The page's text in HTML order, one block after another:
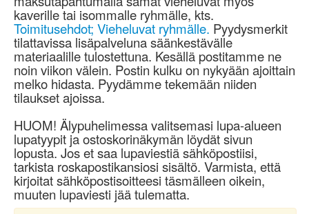
kaverille tai isommalle ryhmälle, kts.
Toimitusehdot; Vieheluvat ryhmälle. Pyydysmerkit
tilattavissa lisäpalveluna säänkestävälle
materiaalille tulostettuna. Kesällä postitamme ne
noin viikon välein. Postin kulku on nykyään ajoittain
melko hidasta. Pyydämme tekemään niiden
tilaukset ajoissa.
HUOM! Älypuhelimessa valitsemasi lupa-alueen
lupatyypit ja ostoskorinäkymän löydät sivun
lopusta. Jos et saa lupaviestiä sähköpostiisi,
tarkista roskapostikansiosi sisältö. Varmista, että
kirjoitat sähköpostisoitteesi täsmälleen oikein,
muuten lupaviesti jää tulematta.